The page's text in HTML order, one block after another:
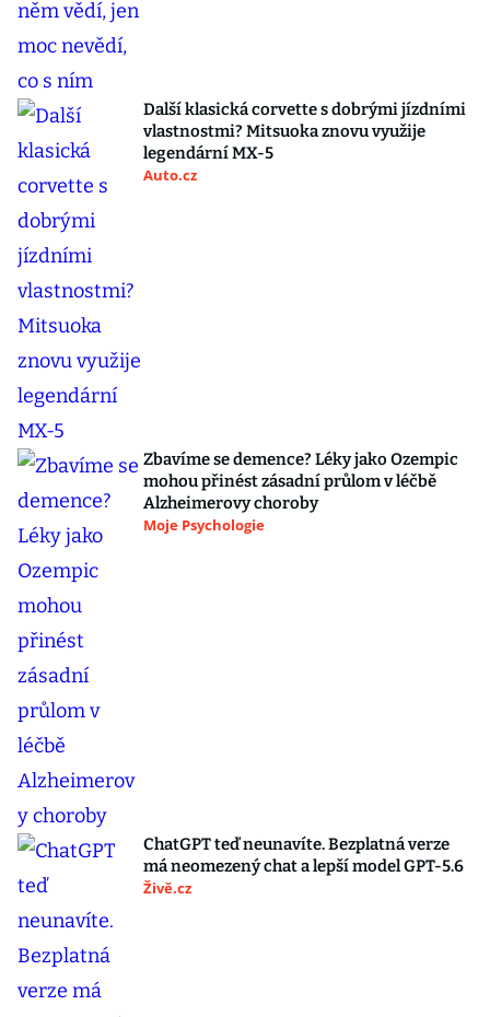
Další klasická corvette s dobrými jízdními
vlastnostmi? Mitsuoka znovu využije
legendární MX-5
Auto.cz
Zbavíme se demence? Léky jako Ozempic
mohou přinést zásadní průlom v léčbě
Alzheimerovy choroby
Moje Psychologie
ChatGPT teď neunavíte. Bezplatná verze
má neomezený chat a lepší model GPT-5.6
Živě.cz